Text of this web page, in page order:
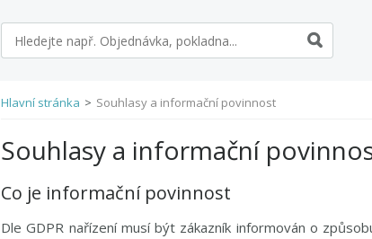
Hlavní stránka > Souhlasy a informační povinnost
Souhlasy a informační
Co je informační povinnost
Dle GDPR nařízení musí být zákazník informován o